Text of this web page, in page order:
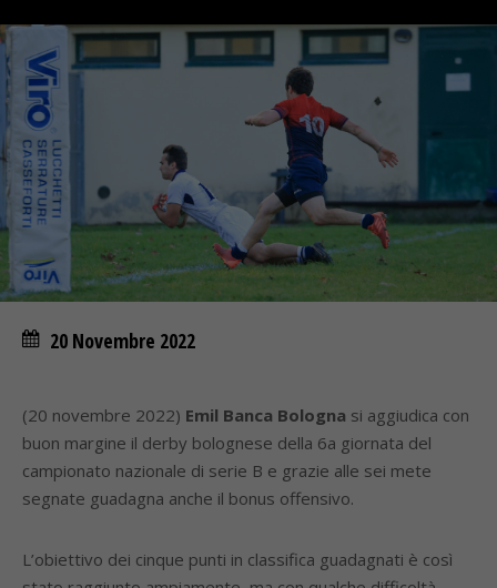
20 Novembre 2022
(20 novembre 2022) Emil Banca Bologna si aggiudica con
buon margine il derby bolognese della 6a giornata del
campionato nazionale di serie B e grazie alle sei mete
segnate guadagna anche il bonus offensivo.
L’obiettivo dei cinque punti in classifica guadagnati è così